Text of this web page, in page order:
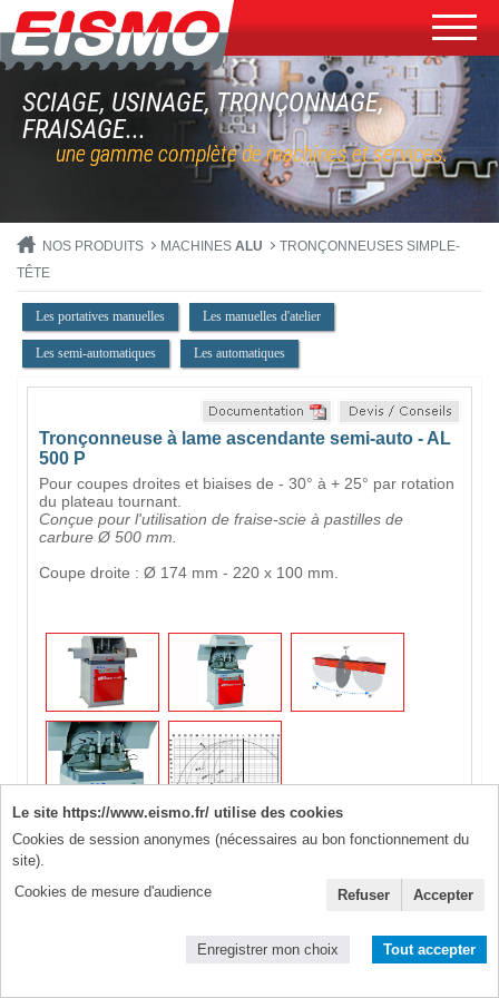
SCIAGE, USINAGE, TRONÇONNAGE,
FRAISAGE...
une gamme complète de machines et services.
NOS PRODUITS MACHINES ALU
TRONÇONNEUSES SIMPLE-
TÊTE
Les portatives manuelles Les manuelles d'atelier
Les semi-automatiques Les automatiques
Tronçonneuse à lame ascendante semi-auto - AL
500 P
Pour coupes droites et biaises de - 30° à + 25° par rotation
du plateau tournant.
Conçue pour l'utilisation de fraise-scie à pastilles de
carbure Ø 500 mm.
Coupe droite : Ø 174 mm - 220 x 100 mm.
Le site https://www.eismo.fr/ utilise des cookies
Cookies de session anonymes (nécessaires au bon fonctionnement du
site).
Cookies de mesure d'audience
Refuser Accepter
Enregistrer mon choix Tout accepter